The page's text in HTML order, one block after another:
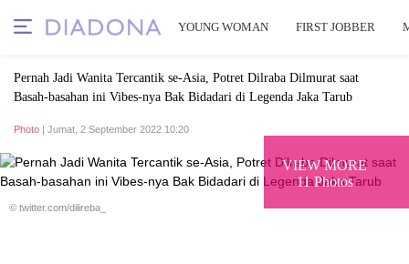
YOUNG WOMAN FIRST JOBBER
Pernah Jadi Wanita Tercantik se-Asia, Potret Dilraba Dilmurat saat
Basah-basahan ini Vibes-nya Bak Bidadari di Legenda Jaka Tarub
Photo | Jumat, 2 September 2022 10:20
VIEW MORE
11 Photos
© twitter.com/dilireba_